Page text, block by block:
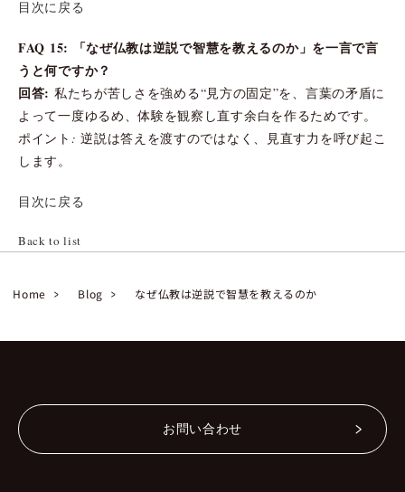
目次に戻る
FAQ 15: 「なぜ仏教は逆説で智慧を教えるのか」を一言で言
うと何ですか？
回答: 私たちが苦しさを強める“見方の固定”を、言葉の矛盾に
よって一度ゆるめ、体験を観察し直す余白を作るためです。
ポイント: 逆説は答えを渡すのではなく、見直す力を呼び起こ
します。
目次に戻る
Back to list
Home Blog なぜ仏教は逆説で智慧を教えるのか
お問い合わせ